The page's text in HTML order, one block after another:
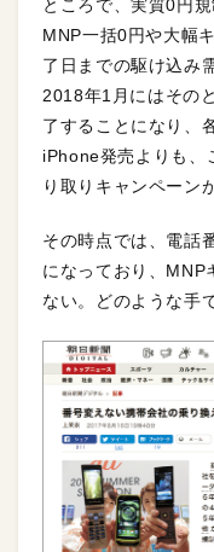
ところで、実質0円
MNP一括0円や大幅
了日までの駆け込み
2018年1月にはその
了することになり、
iPhone発売よりも、
り取りキャンペーン
その時点では、電話
になっており、MNP
ない。どのような手